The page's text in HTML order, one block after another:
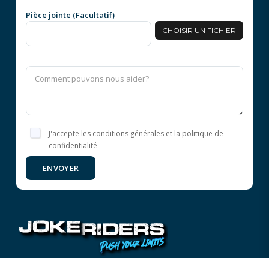
Pièce jointe (Facultatif)
CHOISIR UN FICHIER
J'accepte les conditions générales et la politique de
confidentialité
ENVOYER